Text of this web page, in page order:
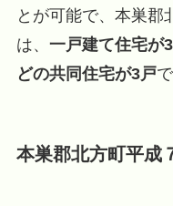
とが可能で、本巣郡
は、 一戸建て住宅が
どの共同住宅が3戸で
本巣郡北方町平成